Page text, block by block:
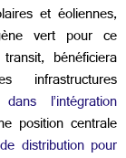
et éoliennes,
vert pour ce
bénéficiera
infrastructures
l’intégration
position centrale
distribution pour